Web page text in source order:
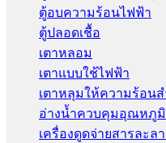
ตู้อบความร้อนไฟฟ้า
ตู้ปลอดเชื้อ
เตาหลอม
เตาแบบใช้ไฟฟ้า
เตาหลุมให้ความร้อน
อ่างน้ำควบคุมอุณหภูมิ
เครื่องดูดจ่ายสารละล